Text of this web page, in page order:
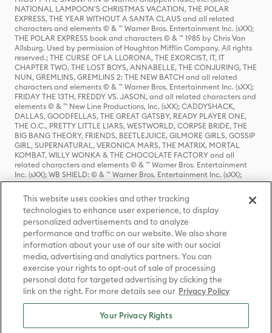
NATIONAL LAMPOON'S CHRISTMAS VACATION, THE POLAR
EXPRESS, THE YEAR WITHOUT A SANTA CLAUS and all related
characters and elements © & ™ Warner Bros. Entertainment Inc. (sXX);
THE POLAR EXPRESS book and characters © & ™ 1985 by Chris Van
Allsburg. Used by permission of Houghton Mifflin Company. All rights
reserved.; THE CURSE OF LA LLORONA, THE EXORCIST, IT, IT
CHAPTER TWO, THE LOST BOYS, ANNABELLE, THE CONJURING, THE
NUN, GREMLINS, GREMLINS 2: THE NEW BATCH and all related
characters and elements © & ™ Warner Bros. Entertainment Inc. (sXX);
FRIDAY THE 13TH, FREDDY VS. JASON, and all related characters and
elements © & ™ New Line Productions, Inc. (sXX); CADDYSHACK,
DALLAS, GOODFELLAS, THE GREAT GATSBY, READY PLAYER ONE,
THE O.C., PRETTY LITTLE LIARS, WESTWORLD, CORPSE BRIDE, THE
BIG BANG THEORY, FRIENDS, BEETLEJUICE, GILMORE GIRLS, GOSSIP
GIRL, SUPERNATURAL, VERONICA MARS, THE MATRIX, MORTAL
KOMBAT, WILLY WONKA & THE CHOCOLATE FACTORY and all
related characters and elements © & ™ Warner Bros. Entertainment
Inc. (sXX); WB SHIELD: © & ™ Warner Bros. Entertainment Inc. (sXX);
HOUSE OF THE DRAGON, GAME OF THRONES, and all related
characters and elements © & ™ Home Box Office, Inc. (sXX); CHILLING
ADVENTURES OF SABRINA, RIVERDALE © & ™ Warner Bros.
Entertainment Inc. Archie Comics and all related characters and
elements © & ™ Archie Comic Publications, Inc. Used with permission.
(sXX); SEINFELD and all related characters and elements © & ™ Castle
Rock Entertainment. (sXX); TED LASSO © & ™ Warner Bros.
Entertainment Inc. & Universal Television LLC (sXX); THE HOBBIT: AN
UNEXPECTED JOURNEY, THE HOBBIT: THE DESOLATION OF SMAUG,
THE HOBBIT: THE BATTLE OF THE FIVE ARMIES, THE LORD OF THE
RINGS: THE FELLOWSHIP OF THE RING, THE LORD OF THE RINGS: THE
TWO TOWERS, THE LORD OF THE RINGS: THE RETURN OF THE KING
and the names of the characters, items, events and places therein are
TM of The Saul Zaentz Company d/b/a Middle-earth Enterprises
under license to New Line Productions, Inc. (sXX), © Warner Bros.
Entertainment Inc. All rights reserved; WHERE THE WILD THINGS ARE
This website uses cookies and other tracking
technologies to enhance user experience, to display
personalized advertisements and to analyze
performance and traffic on our website. We also share
information about your use of our site with our social
media, advertising and analytics partners. You can
exercise your rights to opt-out of sale of processing
personal data for targeted advertising by clicking the
link on the right. For more details see our Privacy Policy
Your Privacy Rights